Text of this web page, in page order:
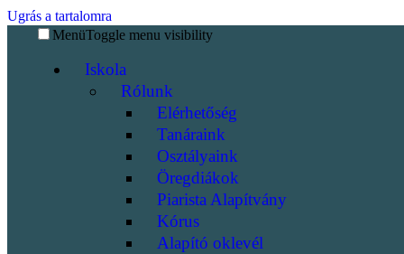
Ugrás a tartalomra
MenüToggle menu visibility
Iskola
Rólunk
Elérhetőség
Tanáraink
Osztályaink
Öregdiákok
Piarista Alapítvány
Kórus
Alapító oklevél